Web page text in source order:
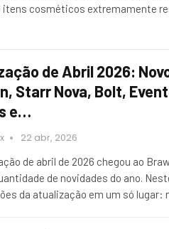
itens cosméticos extremamente
de Abril 2026:
Starr Nova, Bolt,
e…
22 abr, 2026
de abril de 2026 chegou ao
de novidades do ano.
da atualização em um só lugar: